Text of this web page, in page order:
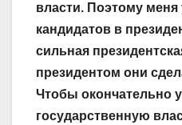
власти. Поэтому
кандидатов в
сильная
президентом они
Чтобы окончательно
государственную